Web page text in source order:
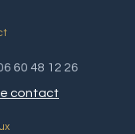
60 48 12 26
contact